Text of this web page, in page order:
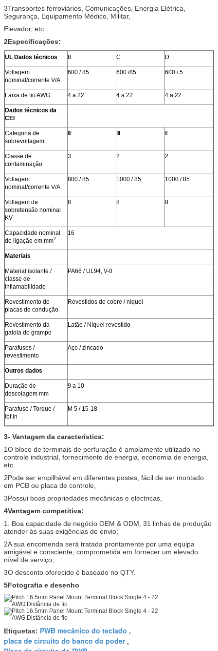
3Transportes ferroviários, Comunicações, Energia Elétrica,
Segurança, Equipamento Médico, Militar,
Elevador, etc.
2Especificações:
UL Dados técnicos B C D
Voltagem
nominal/corrente V/A
600 / 85 600 /85 600 / 5
Faixa de fio AWG 4 a 22 4 a 22 4 a 22
Dados técnicos da
CEI
Categoria de
sobrevoltagem
Ⅲ Ⅲ Ⅱ
Classe de
contaminação
3 2 2
Voltagem
nominal/corrente V/A
800 / 85 1000 / 85 1000 / 85
Voltagem de
sobretensão nominal
KV
8 8 8
Capacidade nominal
de ligação em mm2
16
Materiais
Material isolante /
classe de
inflamabilidade
PA66 / UL94, V-0
Revestimento de
placas de condução
Revestidos de cobre / níquel
Revestimento da
gaiola do grampo
Latão / Níquel revestido
Parafusos /
revestimento
Aço / zincado
Outros dados
Duração de
descolagem mm
9 a 10
Parafuso / Torque /
lbf.in
M 5 / 15-18
3- Vantagem da característica:
1O bloco de terminais de perfuração é amplamente utilizado no
controle industrial, fornecimento de energia, economia de energia,
etc.
2Pode ser empilhável em diferentes postes, fácil de ser montado
em PCB ou placa de controle,
3Possui boas propriedades mecânicas e eléctricas,
4Vantagem competitiva:
1. Boa capacidade de negócio OEM & ODM, 31 linhas de produção
atender às suas exigências de envio;
2A sua encomenda será tratada prontamente por uma equipa
amigável e consciente, comprometida em fornecer um elevado
nível de serviço;
3O desconto oferecido é baseado no QTY.
5Fotografia e desenho
Etiquetas: PWB mecânico do teclado ,
placa de circuito do banco do poder,